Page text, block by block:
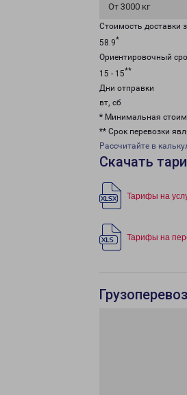
От 3000 кг
Стоимость доставки
58.9*
Ориентировочный
15 - 15**
Дни отправки
вт, сб
* Минимальная
** Срок перевозки
Рассчитайте в
Скачать
Тарифы на
Тарифы на